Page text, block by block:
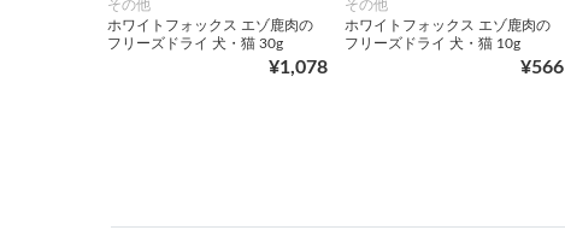
その他
ホワイトフォックス エゾ鹿肉の
フリーズドライ 犬・猫 30g
¥1,078
その他
ホワイトフォックス エゾ鹿肉の
フリーズドライ 犬・猫 10g
¥566